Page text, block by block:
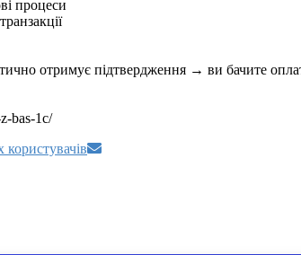
процеси
отримує підтвердження → ви бачите
bas-1c/
користувачів